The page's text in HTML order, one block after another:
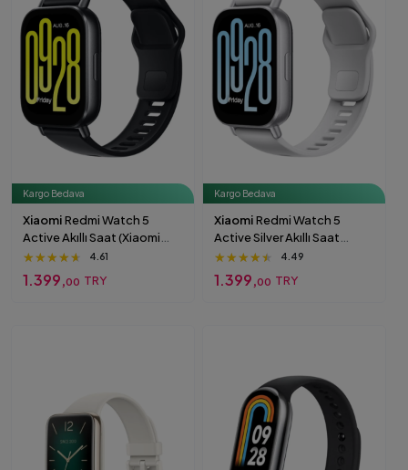
Kargo Bedava
XiaomiRedmi Watch 5
Active Akıllı Saat (Xiaomi
Türkiye Garantili) Sesli
Görüşme Özellikli Siyah
★★★★★
★★★★★
★★★★★ 4.61
1.399,00 TRY
Kargo Bedava
XiaomiRedmi Watch 5
Active Silver Akıllı Saat
(Xiaomi Türkiye Garantili)
Sesli Görüşme Özellikli Silver
★★★★★
★★★★★
★★★★★ 4.49
1.399,00 TRY